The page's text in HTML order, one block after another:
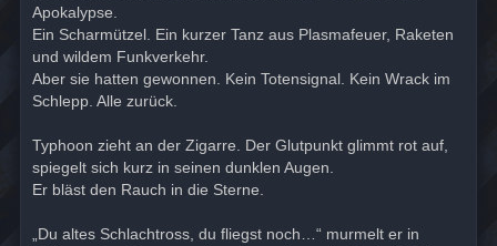
Apokalypse.
Ein Scharmützel. Ein kurzer Tanz aus Plasmafeuer, Raketen
und wildem Funkverkehr.
Aber sie hatten gewonnen. Kein Totensignal. Kein Wrack im
Schlepp. Alle zurück.
Typhoon zieht an der Zigarre. Der Glutpunkt glimmt rot auf,
spiegelt sich kurz in seinen dunklen Augen.
Er bläst den Rauch in die Sterne.
„Du altes Schlachtross, du fliegst noch…“ murmelt er in